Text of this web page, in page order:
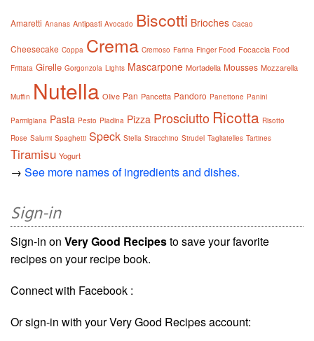
Amaretti Ananas Antipasti Avocado Biscotti Brioches Cacao
Cheesecake Coppa Crema Cremoso Farina Finger Food Focaccia Food
Frittata Girelle Gorgonzola Lights Mascarpone Mortadella Mousses Mozzarella
Muffin Nutella Olive Pan Pancetta Pandoro Panettone Panini
Parmigiana Pasta Pesto Piadina Pizza Prosciutto Ricotta Risotto
Rose Salumi Spaghetti Speck Stella Stracchino Strudel Tagliatelles Tartines
Tiramisu Yogurt
→ See more names of ingredients and dishes.
Sign-in
Sign-in on Very Good Recipesto save your favorite
recipes on your recipe book.
Connect with Facebook :
Or sign-in with your Very Good Recipes account: